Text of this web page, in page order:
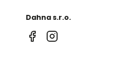
Dahna s.r.o.